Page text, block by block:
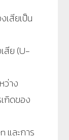
เสียเป็น
สีย (U-
ว่าง
กิดของ
และการ